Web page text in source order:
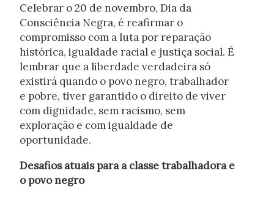
Celebrar o 20 de novembro, Dia da
Consciência Negra, é reafirmar o
compromisso com a luta por reparação
histórica, igualdade racial e justiça social. É
lembrar que a liberdade verdadeira só
existirá quando o povo negro, trabalhador
e pobre, tiver garantido o direito de viver
com dignidade, sem racismo, sem
exploração e com igualdade de
oportunidade.
Desafios atuais para a classe trabalhadora e
o povo negro